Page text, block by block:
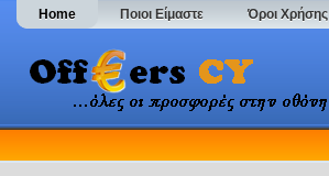
Home Ποιοι Είμαστε Όροι Χρήσης